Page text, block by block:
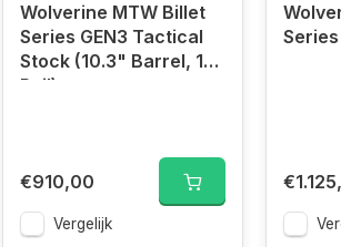
Wolverine MTW Billet
Series GEN3 Tactical
Stock (10.3" Barrel, 10"
Rail)
€910,00
Vergelijk